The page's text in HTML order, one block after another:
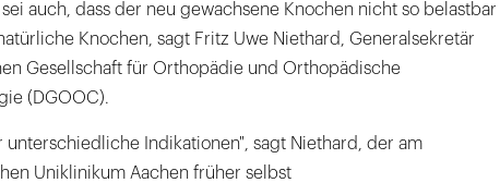
sei auch, dass der neu gewachsene Knochen nicht so belastbar
Knochen, sagt Fritz Uwe Niethard, Generalsekretär
Gesellschaft für Orthopädie und Orthopädische
(DGOOC).
unterschiedliche Indikationen", sagt Niethard, der am
Uniklinikum Aachen früher selbst